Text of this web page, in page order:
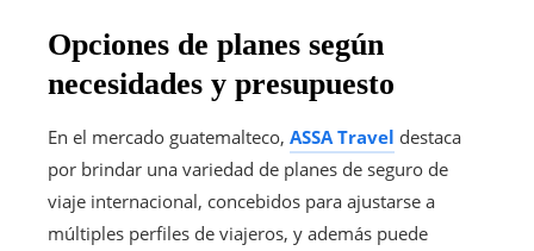
Opciones de planes según
necesidades y presupuesto
En el mercado guatemalteco, ASSA Travel destaca
por brindar una variedad de planes de seguro de
viaje internacional, concebidos para ajustarse a
múltiples perfiles de viajeros, y además puede